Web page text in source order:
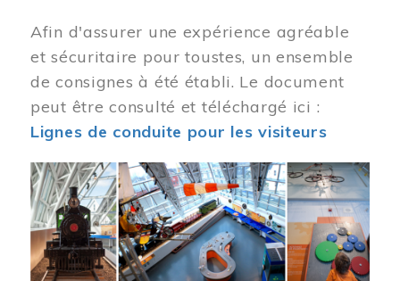
Afin d'assurer une expérience agréable
et sécuritaire pour toustes, un ensemble
de consignes à été établi. Le document
peut être consulté et téléchargé ici :
Lignes de conduite pour les visiteurs
Image